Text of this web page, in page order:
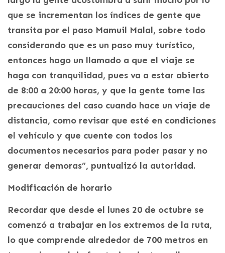
que se incrementan los índices de gente que
transita por el paso Mamuil Malal, sobre todo
considerando que es un paso muy turístico,
entonces hago un llamado a que el viaje se
haga con tranquilidad, pues va a estar abierto
de 8:00 a 20:00 horas, y que la gente tome las
precauciones del caso cuando hace un viaje de
distancia, como revisar que esté en condiciones
el vehículo y que cuente con todos los
documentos necesarios para poder pasar y no
generar demoras”, puntualizó la autoridad.
Modificación de horario
Recordar que desde el lunes 20 de octubre se
comenzó a trabajar en los extremos de la ruta,
lo que comprende alrededor de 700 metros en